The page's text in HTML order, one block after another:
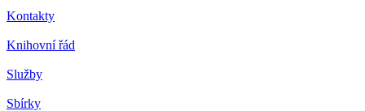
Kontakty
Knihovní řád
Služby
Sbírky